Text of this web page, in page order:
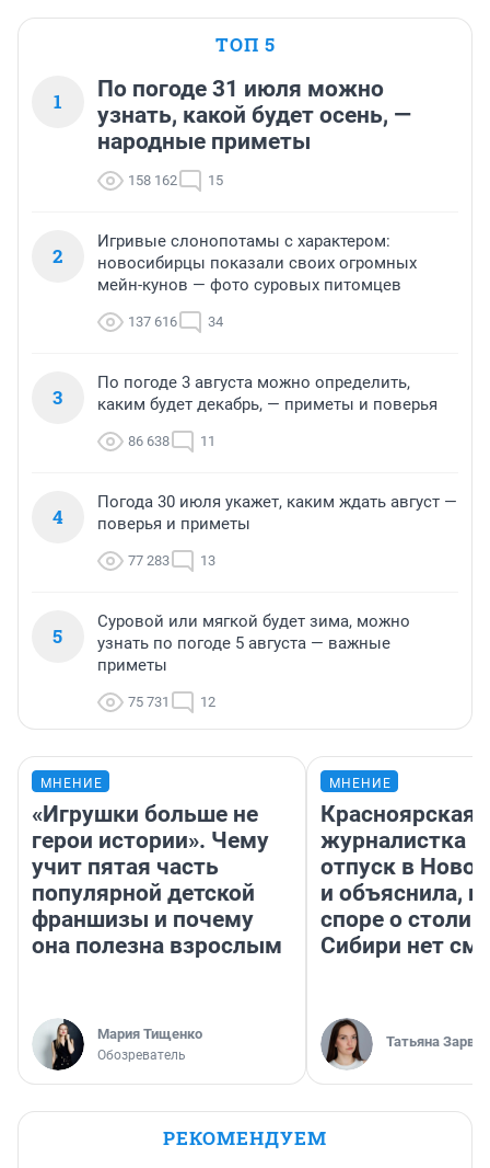
ТОП 5
1
По погоде 31 июля можно
узнать, какой будет осень, —
народные приметы
158 162 15
2
Игривые слонопотамы с характером:
новосибирцы показали своих огромных
мейн-кунов — фото суровых питомцев
137 616 34
3
По погоде 3 августа можно определить,
каким будет декабрь, — приметы и поверья
86 638 11
4
Погода 30 июля укажет, каким ждать август —
поверья и приметы
77 283 13
5
Суровой или мягкой будет зима, можно
узнать по погоде 5 августа — важные
приметы
75 731 12
МНЕНИЕ
«Игрушки больше не
герои истории». Чему
учит пятая часть
популярной детской
франшизы и почему
она полезна взрослым
Мария Тищенко
Обозреватель
МНЕНИЕ
Красноярская
журналистка
отпуск в
и объяснила,
споре о
Сибири нет
Татьяна Зарва
РЕКОМЕНДУЕМ